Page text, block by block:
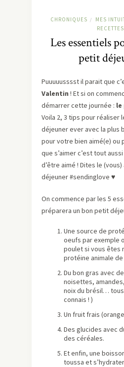
CHRONIQUES / MES
RECETTES
Les essentiels
petit
Puuuuusssst il parait que
Valentin ! Et si on
démarrer cette journée :
Voila 2, 3 tips pour réaliser
déjeuner ever avec la plus
pour votre bien aimé(e) ou
que s’aimer c’est tout
d’être aimé ! Dites le
déjeuner #sendinglove ♥
On commence par les 5
préparera un bon petit
Une source de
oeufs par exemple
poulet si vous êtes
protéine animale
Du bon gras avec
noisettes,
noix du brésil…
connais ! )
Un fruit frais
Des glucides avec
des céréales.
Et enfin, une
toussa et